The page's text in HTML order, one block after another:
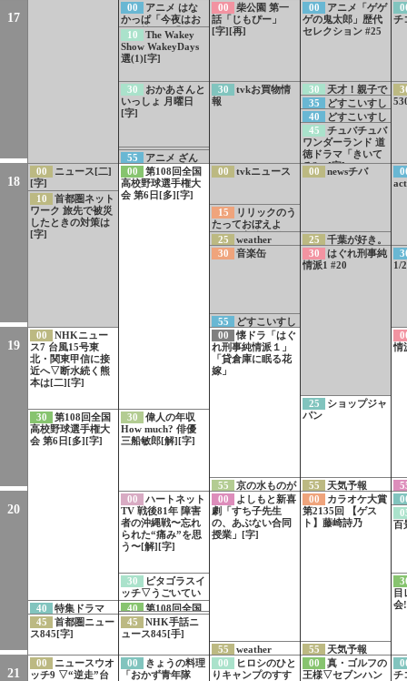
17
18
19
20
21
00
ニュース[二]
[字]
10
首都圏ネット
ワーク 旅先で被災
したときの対策は
[字]
00
NHKニュー
ス7 台風15号東
北・関東甲信に接
近へ▽断水続く熊
本は[二][字]
30
第108回全国
高校野球選手権大
会 第6日[多][字]
40
特集ドラマ
「手塚治虫の戦
争」PR 8月12日夜
45
首都圏ニュー
ス845[字]
00
ニュースウオ
ッチ9 ▽“逆走”台
00
アニメ はな
かっぱ「今夜はお
好み焼き」「ぼく
らのオームラ先
生」[字][デ]
10
The Wakey
Show WakeyDays
選(1)[字]
30
おかあさんと
いっしょ 月曜日
[字]
54
あおきいろ
ツバメ 山梨バージ
ョン
55
アニメ ざん
ねんないきもの事
典[字]
00
第108回全国
高校野球選手権大
会 第6日[多][字]
30
偉人の年収
How much? 俳優
三船敏郎[解][字]
00
ハートネット
TV 戦後81年 障害
者の沖縄戦〜忘れ
られた“痛み”を思
う〜[解][字]
30
ピタゴラスイ
ッチ▽うごいてい
るのにうごかない
[字]
40
第108回全国
高校野球選手権大
会 第6日[多][字]
44
サブチャンネ
ル切り替え方法の
45
NHK手話ニ
ュース845[手]
00
きょうの料理
「おかず青年隊
00
柴公園 第一
話「じもぴー」
[字][再]
30
tvkお買物情
報
00 tvkニュース
15
リリックのう
たっておぼえよ
う！▽立体図形
25
weather
report
30 音楽缶
55
どすこいすし
ずもう[再]
00
懐ドラ「はぐ
れ刑事純情派１」
「貸倉庫に眠る花
嫁」
55
京の水ものが
たり▽哲学の道
[終]
00
よしもと新喜
劇「すち子先生
の、あぶない合同
授業」[字]
55
weather
report
00
ヒロシのひと
りキャンプのすす
00
アニメ「ゲゲ
ゲの鬼太郎」歴代
セレクション #25
30
天才！親子で
絵本作家[字]
35
どすこいすし
ずもう ４０番 スピ
ードに あみをはれ!
40
どすこいすし
ずもう ４１番 あこ
がれは もくひょう
に!
45
チュバチュバ
ワンダーランド 道
徳ドラマ「きいて
る?」[字]
00 newsチバ
25
千葉が好き。
房の駅せいたの天
気予報
30
はぐれ刑事純
情派1 #20
25
ショップジャ
パン
55
天気予報
00
カラオケ大賞
第2135回 【ゲス
ト】藤崎詩乃
55
天気予報
00
真・ゴルフの
王様▽セブンハン
チ
1/
情
タ
た
百
目
会
チ